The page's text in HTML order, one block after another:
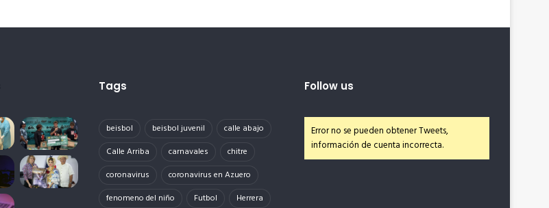
Tags
beisbol beisbol juvenil
calle abajo
Calle Arriba
carnavales
chitre
coronavirus
coronavirus en Azuero
fenomeno del niño
Futbol
Herrera
Follow us
Error no se pueden obtener Tweets,
información de cuenta incorrecta.